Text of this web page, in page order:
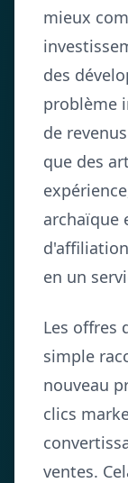
mieux
des
problème
de
que des
archaïque
en un
Les offres
simple
nouveau
clics
ventes.